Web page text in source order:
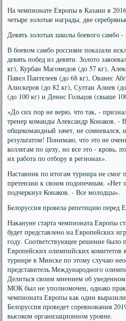
На чемпионате Европы в Казани в
четыре золотые награды, две
Девять золотых школы боевого самбо
В боевом самбо россияне показали
девять побед из девяти. Золото
кг), Курбан Магомедов (до 57 кг),
Павел Пантелеев (до 68 кг), Ованес
Алискеров (до 82 кг), Султан Алиев
(до 100 кг) и Денис Гольцов (свыше
«До сих пор не верю, что так, -
тренер команды Александр Конаков. -
общекомандный зачет, не сомневался,
результатом! Понимаю, что это не
коллегам по цеху, но все это - кровь,
их работа по отбору в регионах».
Наставник по итогам турнира не смог
претензии к своим подопечным. «Нет
подчеркнул Конаков. - Все молодцы».
Белоруссия провела репетицию перед
Накануне старта чемпионата Европы
будет представлено на Европейских
году. Соответствующее решение было
Европейских олимпийских комитетов
турнире в Минске по этому случаю
представитель Международного
Делиться своим мнением об
МОК был не уполномочен, однако
чемпионата Европы как один
Белоруссия проведет соревнования
высоком организационном уровне.